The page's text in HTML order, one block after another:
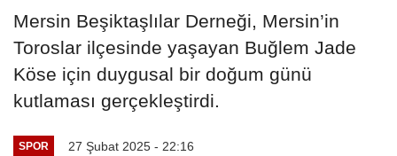
Mersin Beşiktaşlılar Derneği, Mersin’in
Toroslar ilçesinde yaşayan Buğlem Jade
Köse için duygusal bir doğum günü
kutlaması gerçekleştirdi.
SPOR 27 Şubat 2025 - 22:16